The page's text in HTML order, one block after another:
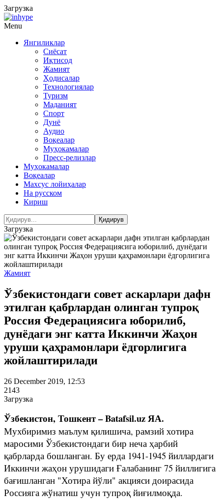
Загрузка
Menu
Янгиликлар
Сиёсат
Иқтисод
Жамият
Ҳодисалар
Технологиялар
Туризм
Маданият
Спорт
Дунё
Аудио
Воқеалар
Муҳокамалар
Пресс-релизлар
Муҳокамалар
Воқеалар
Махсус лойиҳалар
На русском
Кириш
Загрузка
Жамият
Ўзбекистондаги совет аскарлари дафн
этилган қабрлардан олинган тупроқ
Россия Федерациясига юборилиб,
дунёдаги энг катта Иккинчи Жаҳон
уруши қаҳрамонлари ёдгорлигига
жойлаштирилади
26 December 2019, 12:53
2143
Загрузка
Ўзбекистон, Тошкент – Batafsil.uz ЯА.
Мухбиримиз маълум қилишича, рамзий хотира
маросими Ўзбекистондаги бир неча ҳарбий
қабрларда бошланган. Бу ерда 1941-1945 йиллардаги
Иккинчи жаҳон урушидаги Ғалабанинг 75 йиллигига
бағишланган "Хотира йўли" акцияси доирасида
Россияга жўнатиш учун тупроқ йиғилмоқда.